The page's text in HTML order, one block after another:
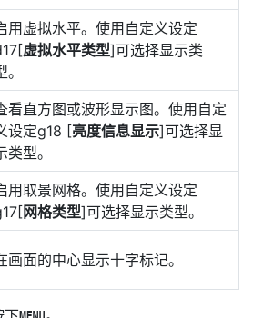
用虚拟水平。使用自定义设定
虚拟水平类型]可选择显示类
。
看直方图或波形显示图。使用自定
设定g18 [亮度信息显示]可选择显
类型。
用取景网格。使用自定义设定
网格类型]可选择显示类型。
画面的中心显示十字标记。